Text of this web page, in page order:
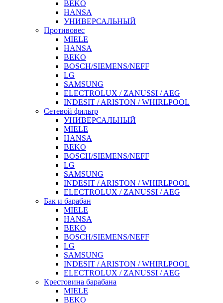
BEKO
HANSA
УНИВЕРСАЛЬНЫЙ
Противовес
MIELE
HANSA
BEKO
BOSCH/SIEMENS/NEFF
LG
SAMSUNG
ELECTROLUX / ZANUSSI / AEG
INDESIT / ARISTON / WHIRLPOOL
Сетевой фильтр
УНИВЕРСАЛЬНЫЙ
MIELE
HANSA
BEKO
BOSCH/SIEMENS/NEFF
LG
SAMSUNG
INDESIT / ARISTON / WHIRLPOOL
ELECTROLUX / ZANUSSI / AEG
Бак и барабан
MIELE
HANSA
BEKO
BOSCH/SIEMENS/NEFF
LG
SAMSUNG
INDESIT / ARISTON / WHIRLPOOL
ELECTROLUX / ZANUSSI / AEG
Крестовина барабана
MIELE
BEKO